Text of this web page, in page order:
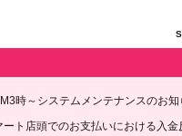
時～システムメンテナンスのお知
ート店頭でのお支払いにおける入金